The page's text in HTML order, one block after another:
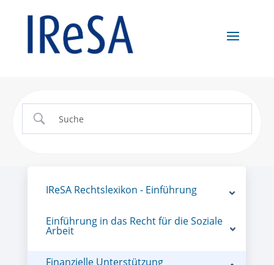
IReSA Rechtslexikon - Einführung
Einführung in das Recht für die Soziale
Arbeit
Finanzielle Unterstützung